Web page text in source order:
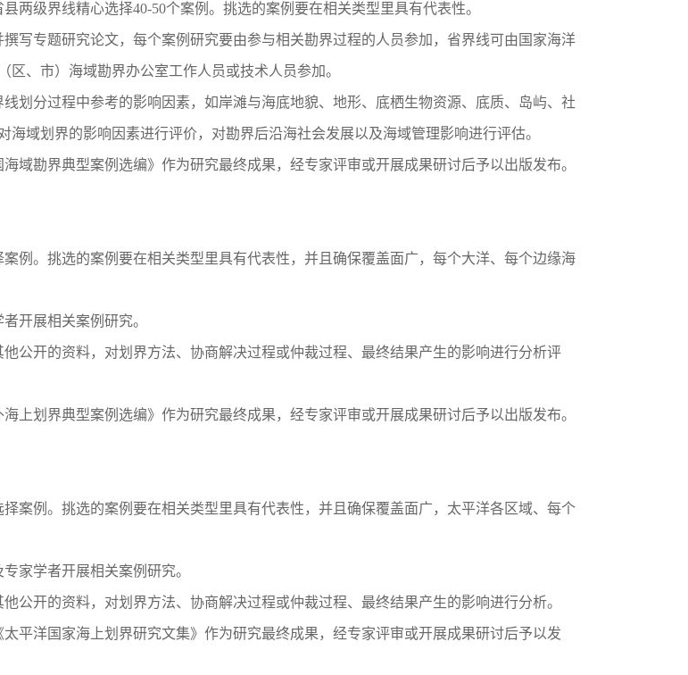
级界线精心选择40-50个案例。挑选的案例要在相关类型里具有代表性。
专题研究论文，每个案例研究要由参与相关勘界过程的人员参加，省界线可由国家海洋
、市）海域勘界办公室工作人员或技术人员参加。
分过程中参考的影响因素，如岸滩与海底地貌、地形、底栖生物资源、底质、岛屿、社
域划界的影响因素进行评价，对勘界后沿海社会发展以及海域管理影响进行评估。
勘界典型案例选编》作为研究最终成果，经专家评审或开展成果研讨后予以出版发布。
。挑选的案例要在相关类型里具有代表性，并且确保覆盖面广，每个大洋、每个边缘海
开展相关案例研究。
开的资料，对划界方法、协商解决过程或仲裁过程、最终结果产生的影响进行分析评
划界典型案例选编》作为研究最终成果，经专家评审或开展成果研讨后予以出版发布。
例。挑选的案例要在相关类型里具有代表性，并且确保覆盖面广，太平洋各区域、每个
家学者开展相关案例研究。
开的资料，对划界方法、协商解决过程或仲裁过程、最终结果产生的影响进行分析。
洋国家海上划界研究文集》作为研究最终成果，经专家评审或开展成果研讨后予以发